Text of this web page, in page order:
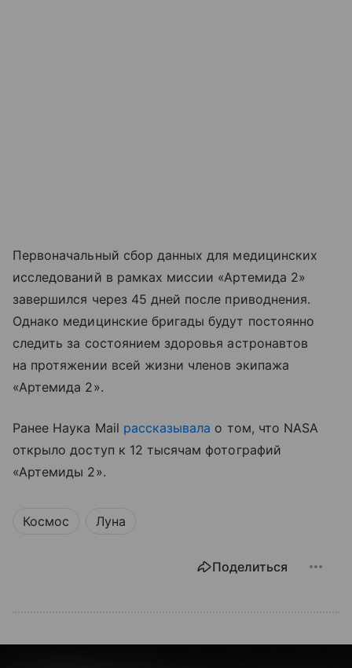
Первоначальный сбор данных для медицинских
исследований в рамках миссии «Артемида 2»
завершился через 45 дней после приводнения.
Однако медицинские бригады будут постоянно
следить за состоянием здоровья астронавтов
на протяжении всей жизни членов экипажа
«Артемида 2».
Ранее Наука Mail рассказывала о том, что NASA
открыло доступ к 12 тысячам фотографий
«Артемиды 2».
Космос Луна
Поделиться